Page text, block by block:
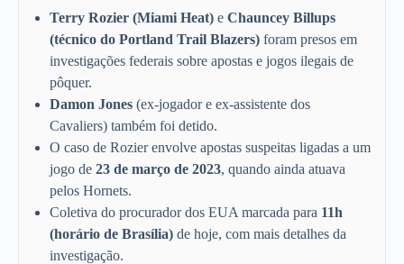
Terry Rozier (Miami Heat) e Chauncey Billups
(técnico do Portland Trail Blazers) foram presos em
investigações federais sobre apostas e jogos ilegais de
pôquer.
Damon Jones (ex-jogador e ex-assistente dos
Cavaliers) também foi detido.
O caso de Rozier envolve apostas suspeitas ligadas a um
jogo de 23 de março de 2023, quando ainda atuava
pelos Hornets.
Coletiva do procurador dos EUA marcada para 11h
(horário de Brasília) de hoje, com mais detalhes da
investigação.